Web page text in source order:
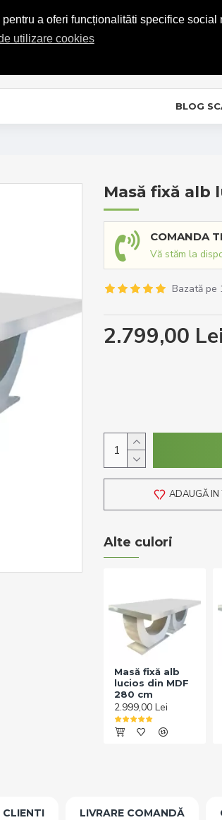
a oferi funcționalităti specifice social
utilizare cookies
COMENZI TELEFONICE: 0720.865.728
BLOG
Masă fixă alb
COMANDA
Vă stăm la
Bazată pe
2.799,00 Lei
ADAUGĂ
Alte culori
Masă fixă alb
lucios din MDF
280 cm
2.999,00 Lei
CLIENTI LIVRARE COMANDĂ